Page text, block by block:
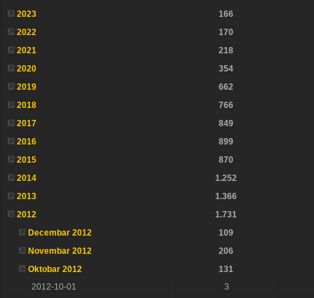
2023
166
2022
170
2021
218
2020
354
2019
662
2018
766
2017
849
2016
899
2015
870
2014
1.252
2013
1.366
2012
1.731
Decembar 2012
109
Novembar 2012
206
Oktobar 2012
131
2012-10-01
3